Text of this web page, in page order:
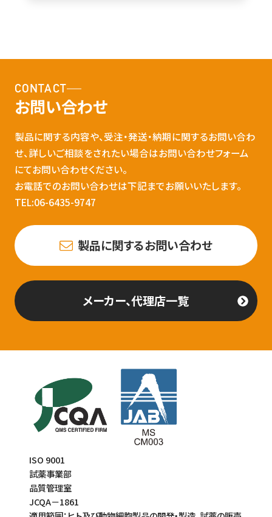
CONTACT
お問い合わせ
製品に関する内容や、受注・発送・納期に関するお問い合わ
せ、詳しいご相談をされたい場合はお問い合わせフォーム
にてお問い合わせください。
お電話でのお問い合わせは下記までお願いいたします。
TEL:06-6435-9747
製品に関するお問い合わせ
メーカー、代理店一覧
ISO 9001
試薬事業部
品質管理室
JCQA－1861